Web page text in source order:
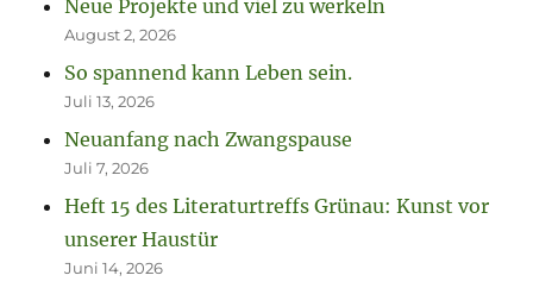
Neue Projekte und viel zu werkeln
August 2, 2026
So spannend kann Leben sein.
Juli 13, 2026
Neuanfang nach Zwangspause
Juli 7, 2026
Heft 15 des Literaturtreffs Grünau: Kunst vor
unserer Haustür
Juni 14, 2026